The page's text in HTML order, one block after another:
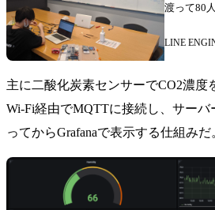
渡って80
施しまし
かったで
を予定し
LINE
主に二酸化炭素センサーでCO2濃度
Wi-Fi経由でMQTTに接続し、サーバ
ってからGrafanaで表示する仕組みだ